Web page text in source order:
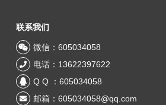
联系我们
微信：605034058
电话：13622397622
Q Q ：605034058
邮箱：605034058@qq.com